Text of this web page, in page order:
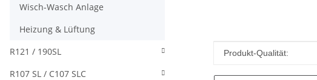
Produkteigenschaft
Wert
Produkt-Qualität:
Wisch-Wasch Anlage
Heizung & Lüftung
R121 / 190SL
R107 SL / C107 SLC